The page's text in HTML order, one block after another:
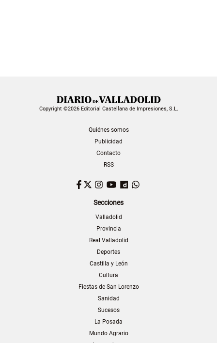
Copyright ©2026 Editorial Castellana de Impresiones, S.L.
Quiénes somos
Publicidad
Contacto
RSS
Facebook
TwitterInstagram
YouTubeDailymotion
Secciones
Valladolid
Provincia
Real Valladolid
Deportes
Castilla y León
Cultura
Fiestas de San Lorenzo
Sanidad
Sucesos
La Posada
Mundo Agrario